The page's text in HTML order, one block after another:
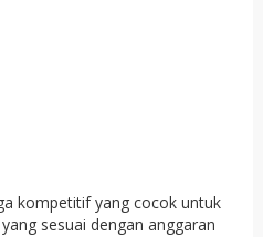
kompetitif yang cocok untuk
sesuai dengan anggaran